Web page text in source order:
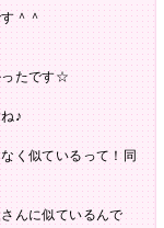
＾＾
ったです☆
♪
く似ているって！同
んに似ているんで